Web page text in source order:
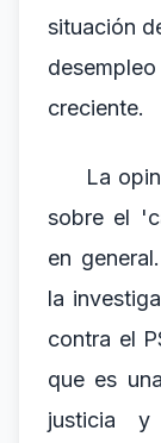
situación
creciente.
La
sobre el
en
la
contra el
que es
justicia y